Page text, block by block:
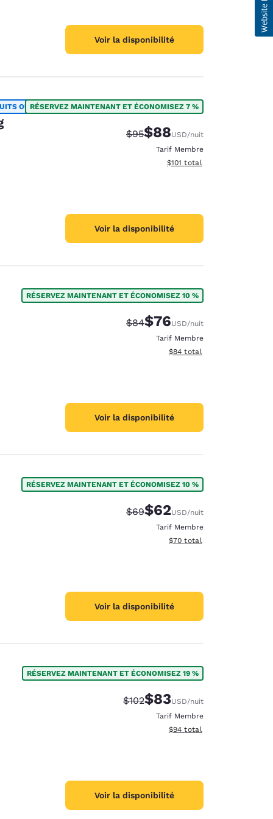
Voir la disponibilité
OU PLUS
RÉSERVEZ MAINTENANT ET ÉCONOMISEZ 7 %
Tarif barré :
$95Tarif réduit :
$88USD/nuit
Tarif Membre
Afficher les détails du total
$101 total
Voir la disponibilité
RÉSERVEZ MAINTENANT ET ÉCONOMISEZ 10 %
Tarif barré :
$84Tarif réduit :
$76USD/nuit
Tarif Membre
Afficher les détails du total
$84 total
Voir la disponibilité
RÉSERVEZ MAINTENANT ET ÉCONOMISEZ 10 %
Tarif barré :
$69Tarif réduit :
$62USD/nuit
Tarif Membre
Afficher les détails du total
$70 total
Voir la disponibilité
RÉSERVEZ MAINTENANT ET ÉCONOMISEZ 19 %
Tarif barré :
$102Tarif réduit :
$83USD/nuit
Tarif Membre
Afficher les détails du total
$94 total
Voir la disponibilité